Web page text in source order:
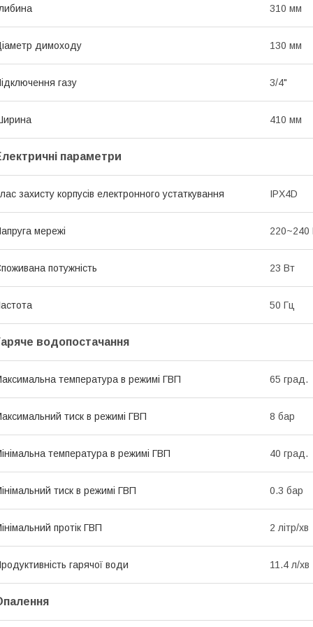
310 мм
димоходу 130 мм
газу 3/4"
410 мм
параметри
захисту корпусів електронного устаткування IPX4D
мережі 220~240
потужність 23 Вт
50 Гц
водопостачання
температура в режимі ГВП 65 град.
тиск в режимі ГВП 8 бар
температура в режимі ГВП 40 град.
тиск в режимі ГВП 0.3 бар
протік ГВП 2 літр/хв
гарячої води 11.4 л/хв